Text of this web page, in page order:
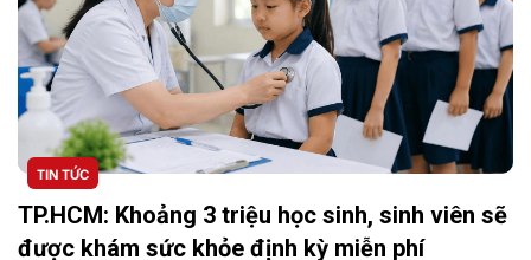
TIN TỨC
TP.HCM: Khoảng 3 triệu học sinh, sinh viên sẽ
được khám sức khỏe định kỳ miễn phí